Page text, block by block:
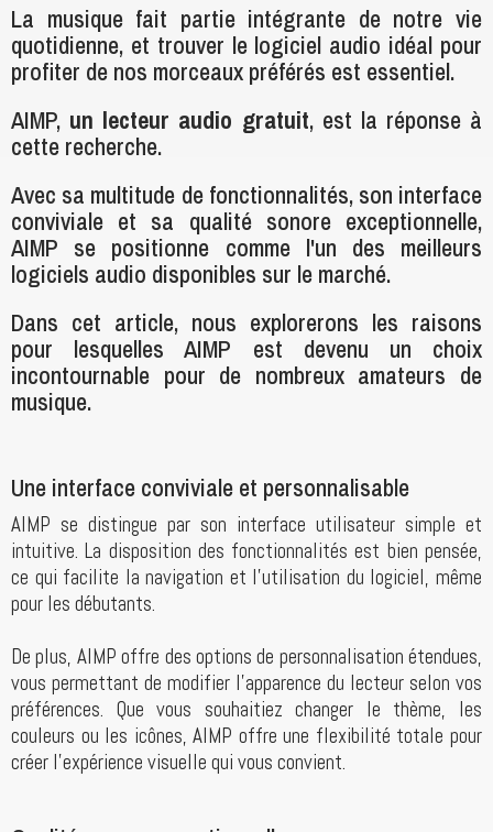
La musique fait partie intégrante de notre vie
quotidienne, et trouver le logiciel audio idéal pour
profiter de nos morceaux préférés est essentiel.
AIMP, un lecteur audio gratuit, est la réponse à
cette recherche.
Avec sa multitude de fonctionnalités, son interface
conviviale et sa qualité sonore exceptionnelle,
AIMP se positionne comme l'un des meilleurs
logiciels audio disponibles sur le marché.
Dans cet article, nous explorerons les raisons
pour lesquelles AIMP est devenu un choix
incontournable pour de nombreux amateurs de
musique.
Une interface conviviale et personnalisable
AIMP se distingue par son interface utilisateur simple et
intuitive. La disposition des fonctionnalités est bien pensée,
ce qui facilite la navigation et l'utilisation du logiciel, même
pour les débutants.
De plus, AIMP offre des options de personnalisation étendues,
vous permettant de modifier l'apparence du lecteur selon vos
préférences. Que vous souhaitiez changer le thème, les
couleurs ou les icônes, AIMP offre une flexibilité totale pour
créer l'expérience visuelle qui vous convient.